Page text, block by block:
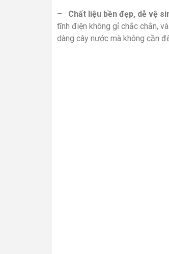
– Chất liệu bền đẹp, dễ vệ
tĩnh điện không gỉ chắc chắn,
dàng cây nước mà không cần